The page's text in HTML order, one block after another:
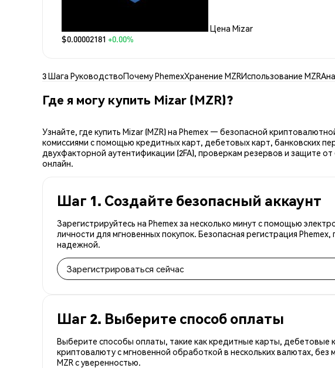
Цена Mizar
$0.00002181 +0.00%
3 Шага РуководствоПочему PhemexХранение MZRИспользование MZR
Где я могу купить Mizar (MZR)?
Узнайте, где купить Mizar (MZR) на Phemex — безопасной
комиссиями с помощью кредитных карт, дебетовых карт, банковских
двухфакторной аутентификации (2FA), проверкам резервов и защите
онлайн.
Шаг 1. Создайте безопасный аккаунт
Зарегистрируйтесь на Phemex за несколько минут с помощью
личности для мгновенных покупок. Безопасная регистрация
надежной.
Зарегистрироваться сейчас
Шаг 2. Выберите способ оплаты
Выберите способы оплаты, такие как кредитные карты, дебетовые
криптовалюту с мгновенной обработкой в нескольких валютах,
MZR с уверенностью.